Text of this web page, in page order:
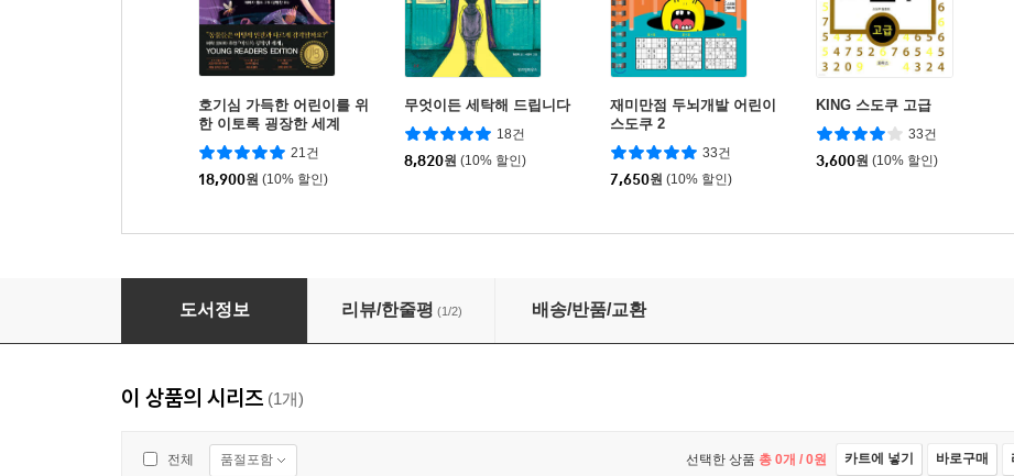
호기심 가득한 어린이를 위
한 이토록 굉장한 세계
21건
18,900원 (10% 할인)
무엇이든 세탁해 드립니다
18건
8,820원 (10% 할인)
재미만점 두뇌개발 어린이
스도쿠 2
33건
7,650원 (10% 할인)
KING 스도쿠 고급
33건
3,600원 (10% 할인)
두뇌가 말랑말랑 논리력이 쑥쑥 어린이 큰 스도쿠 148 2 중급편
도서정보 리뷰/한줄평 (1/2) 배송/반품/교환
이 상품의 시리즈 (1개)
전체 품절포함 선택한 상품 총 0개 / 0원 카트에 넣기 바로구매